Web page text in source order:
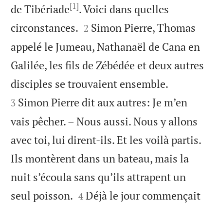
de Tibériade[1]. Voici dans quelles
circonstances. 

2 Simon Pierre, Thomas
appelé le Jumeau, Nathanaël de Cana en
Galilée, les fils de Zébédée et deux autres
disciples se trouvaient ensemble.
3 Simon Pierre dit aux autres: Je m’en
vais pêcher. – Nous aussi. Nous y allons
avec toi, lui dirent-ils. Et les voilà partis.
Ils montèrent dans un bateau, mais la
nuit s’écoula sans qu’ils attrapent un
seul poisson. 

4 Déjà le jour commençait